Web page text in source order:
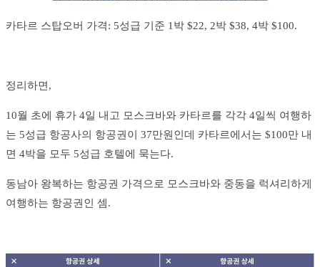
카타르 스탑오버 가격: 5성급 기준 1박 $22, 2박 $38, 4박 $100.
정리하면,
10월 초에 휴가 4일 내고 모스크바와 카타르를 각각 4일씩 여행하
는 5성급 항공사의 항공권이 37만원인데 카타르에서는 $100만 내
면 4박을 모두 5성급 호텔에 묵는다.
동남아 왕복하는 항공권 가격으로 모스크바와 중동을 럭셔리하게
여행하는 항공권인 셈.